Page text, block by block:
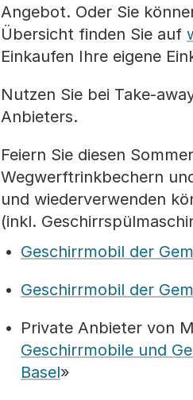
Angebot. Oder Sie
Übersicht finden Sie auf
Einkaufen Ihre eigene
Nutzen Sie bei Take-
Anbieters.
Feiern Sie diesen
Wegwerftrinkbechern
und wiederverwenden
(inkl.
Geschirrmobil der
Geschirrmobil der
Private Anbieter von
Geschirrmobile und
Basel»